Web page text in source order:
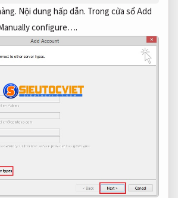
Nội dung hấp dẫn. Trong cửa sổ Add
configure….